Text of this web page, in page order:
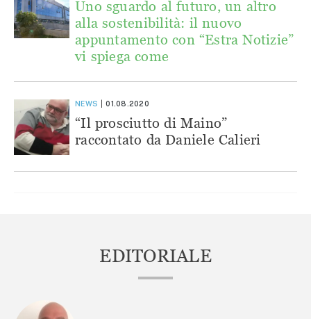
Uno sguardo al futuro, un altro
alla sostenibilità: il nuovo
appuntamento con “Estra Notizie”
vi spiega come
NEWS 01.08.2020
“Il prosciutto di Maino”
raccontato da Daniele Calieri
EDITORIALE